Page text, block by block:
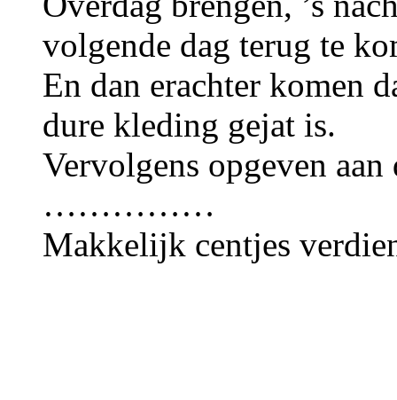
volgende dag terug te
En dan erachter komen
dure kleding gejat is.
Vervolgens opgeven
……………
Makkelijk centjes